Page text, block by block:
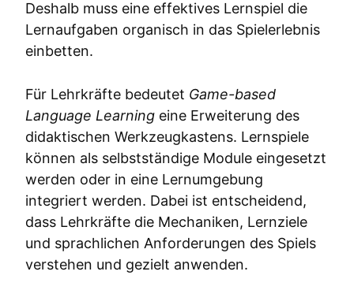
Deshalb muss eine effektives Lernspiel die
Lernaufgaben organisch in das Spielerlebnis
einbetten.
Für Lehrkräfte bedeutet Game-based
Language Learning eine Erweiterung des
didaktischen Werkzeugkastens. Lernspiele
können als selbstständige Module eingesetzt
werden oder in eine Lernumgebung
integriert werden. Dabei ist entscheidend,
dass Lehrkräfte die Mechaniken, Lernziele
und sprachlichen Anforderungen des Spiels
verstehen und gezielt anwenden.